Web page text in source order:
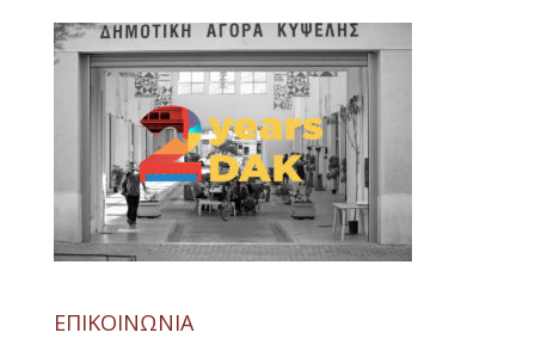
ΕΠΙΚΟΙΝΩΝΙΑ